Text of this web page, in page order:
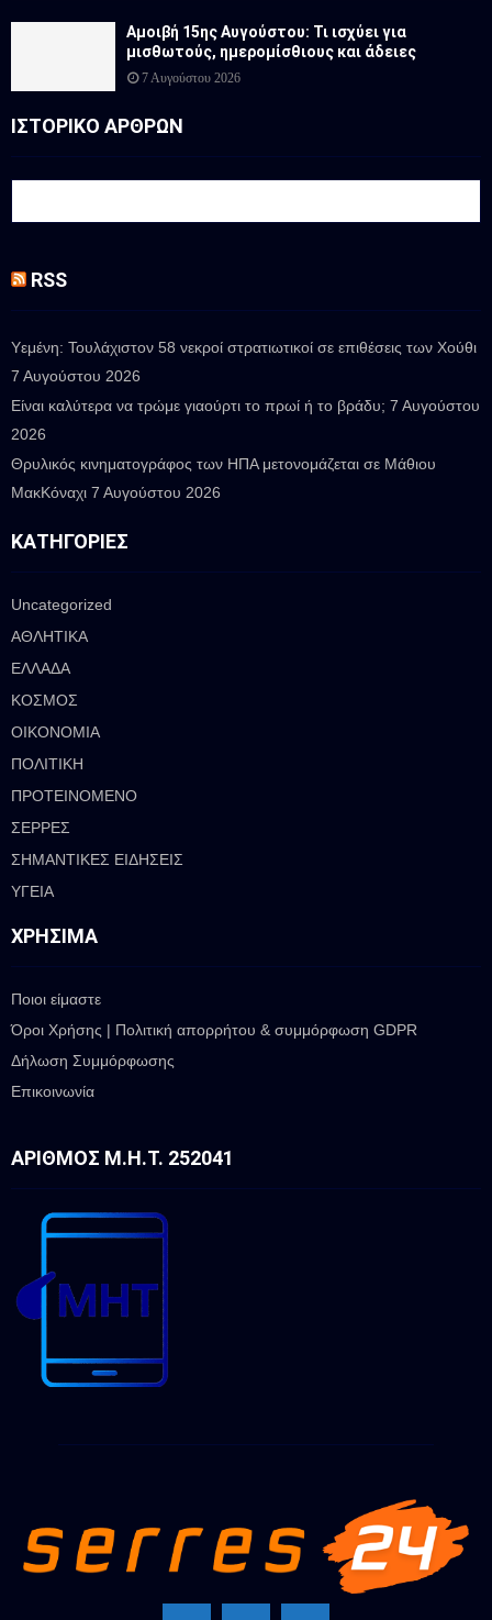
Αμοιβή 15ης Αυγούστου: Τι ισχύει για
μισθωτούς, ημερομίσθιους και άδειες
7 Αυγούστου 2026
ΙΣΤΟΡΙΚΟ ΑΡΘΡΩΝ
RSS
Υεμένη: Τουλάχιστον 58 νεκροί στρατιωτικοί σε επιθέσεις των Χούθι
7 Αυγούστου 2026
Είναι καλύτερα να τρώμε γιαούρτι το πρωί ή το βράδυ; 7 Αυγούστου
2026
Θρυλικός κινηματογράφος των ΗΠΑ μετονομάζεται σε Μάθιου
ΜακΚόναχι 7 Αυγούστου 2026
ΚΑΤΗΓΟΡΊΕΣ
Uncategorized
ΑΘΛΗΤΙΚΑ
ΕΛΛΑΔΑ
ΚΟΣΜΟΣ
ΟΙΚΟΝΟΜΙΑ
ΠΟΛΙΤΙΚΗ
ΠΡΟΤΕΙΝΟΜΕΝΟ
ΣΕΡΡΕΣ
ΣΗΜΑΝΤΙΚΕΣ ΕΙΔΗΣΕΙΣ
ΥΓΕΙΑ
ΧΡΉΣΙΜΑ
Ποιοι είμαστε
Όροι Χρήσης | Πολιτική απορρήτου & συμμόρφωση GDPR
Δήλωση Συμμόρφωσης
Επικοινωνία
ΑΡΙΘΜΌΣ Μ.Η.Τ. 252041